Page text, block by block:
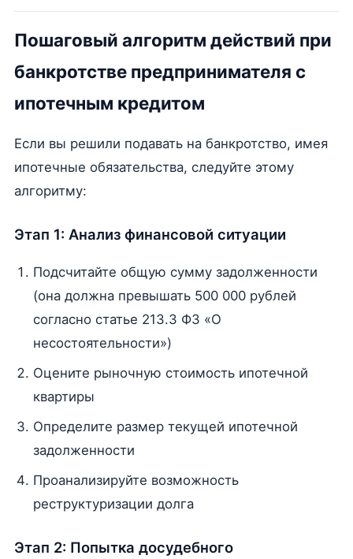
Пошаговый алгоритм действий при
банкротстве предпринимателя с
ипотечным кредитом
Если вы решили подавать на банкротство, имея
ипотечные обязательства, следуйте этому
алгоритму:
Этап 1: Анализ финансовой ситуации
Подсчитайте общую сумму задолженности
(она должна превышать 500 000 рублей
согласно статье 213.3 ФЗ «О
несостоятельности»)
Оцените рыночную стоимость ипотечной
квартиры
Определите размер текущей ипотечной
задолженности
Проанализируйте возможность
реструктуризации долга
Этап 2: Попытка досудебного